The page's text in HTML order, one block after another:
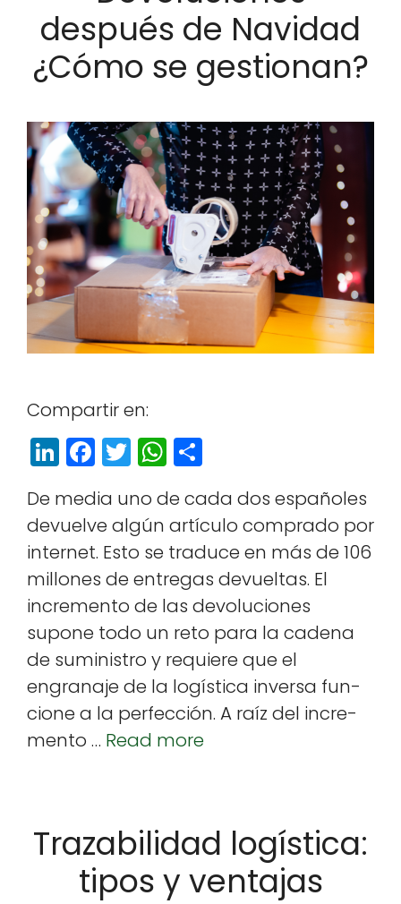
después de Navidad
¿Cómo se gestionan?
Com­par­tir en:
Li
n
k
e
dI
n
F
a
c
e
b
o
o
k
T
w
itt
e
r
W
h
a
ts
A
p
p
a
r
e
De media uno de cada dos españoles
devuelve algún artícu­lo com­pra­do por
inter­net. Esto se tra­duce en más de 106
mil­lones de entre­gas devueltas. El
incre­men­to de las devolu­ciones
supone todo un reto para la cade­na
de sum­in­istro y requiere que el
engrana­je de la logís­ti­ca inver­sa fun­
cione a la per­fec­ción. A raíz del incre­
men­to … Read more
Trazabilidad logística:
tipos y ventajas